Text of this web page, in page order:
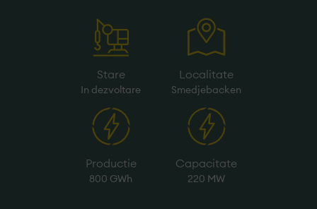
Stare
In dezvoltare
Localitate
Smedjebacken
Productie
800 GWh
Capacitate
220 MW